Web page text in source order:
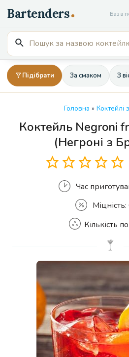
до
вмісту
База
Пошук
для:
Підібрати За смаком З
Головна » Коктейлі
Коктейль Negroni
(Негроні з
Час
Міцність:
Кількість